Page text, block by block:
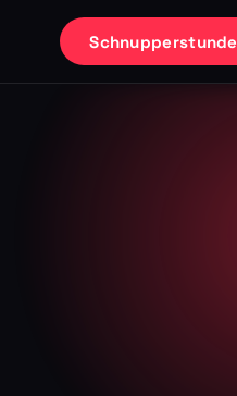
Schnupperstunde